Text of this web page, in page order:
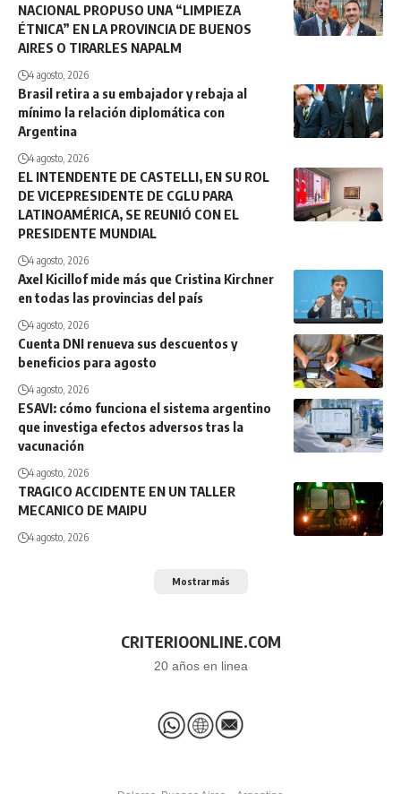
NACIONAL PROPUSO UNA “LIMPIEZA
ÉTNICA” EN LA PROVINCIA DE BUENOS
AIRES O TIRARLES NAPALM
4 agosto, 2026
Brasil retira a su embajador y rebaja al
mínimo la relación diplomática con
Argentina
4 agosto, 2026
EL INTENDENTE DE CASTELLI, EN SU ROL
DE VICEPRESIDENTE DE CGLU PARA
LATINOAMÉRICA, SE REUNIÓ CON EL
PRESIDENTE MUNDIAL
4 agosto, 2026
Axel Kicillof mide más que Cristina Kirchner
en todas las provincias del país
4 agosto, 2026
Cuenta DNI renueva sus descuentos y
beneficios para agosto
4 agosto, 2026
ESAVI: cómo funciona el sistema argentino
que investiga efectos adversos tras la
vacunación
4 agosto, 2026
TRAGICO ACCIDENTE EN UN TALLER
MECANICO DE MAIPU
4 agosto, 2026
Mostrar más
CRITERIOONLINE.COM
20 años en linea